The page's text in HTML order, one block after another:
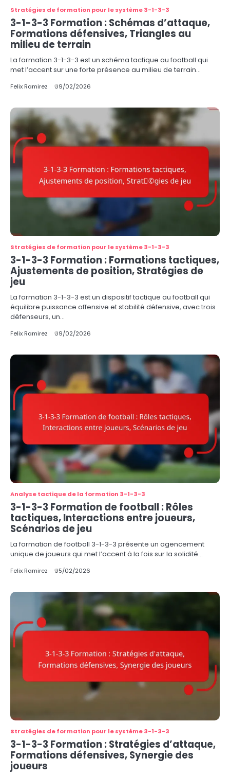
Stratégies de formation pour le système 3-1-3-3
3-1-3-3 Formation : Schémas d’attaque,
Formations défensives, Triangles au
milieu de terrain
La formation 3-1-3-3 est un schéma tactique au football qui
met l’accent sur une forte présence au milieu de terrain…
Felix Ramirez 09/02/2026
Stratégies de formation pour le système 3-1-3-3
3-1-3-3 Formation : Formations tactiques,
Ajustements de position, Stratégies de
jeu
La formation 3-1-3-3 est un dispositif tactique au football qui
équilibre puissance offensive et stabilité défensive, avec trois
défenseurs, un…
Felix Ramirez 09/02/2026
Analyse tactique de la formation 3-1-3-3
3-1-3-3 Formation de football : Rôles
tactiques, Interactions entre joueurs,
Scénarios de jeu
La formation de football 3-1-3-3 présente un agencement
unique de joueurs qui met l’accent à la fois sur la solidité…
Felix Ramirez 05/02/2026
Stratégies de formation pour le système 3-1-3-3
3-1-3-3 Formation : Stratégies d’attaque,
Formations défensives, Synergie des
joueurs